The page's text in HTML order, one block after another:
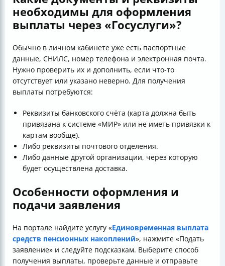
необходимы для оформления
выплаты через «Госуслуги»?
Обычно в личном кабинете уже есть паспортные
данные, СНИЛС, номер телефона и электронная почта.
Нужно проверить их и дополнить, если что-то
отсутствует или указано неверно. Для получения
выплаты потребуются:
Реквизиты банковского счёта (карта должна быть
привязана к системе «МИР» или не иметь привязки к
картам вообще).
Либо реквизиты почтового отделения.
Либо данные другой организации, через которую
будет осуществлена доставка.
Особенности оформления и
подачи заявления
На портале найдите услугу «Единовременная выплата
средств пенсионных накоплений», нажмите «Подать
заявление» и следуйте подсказкам. Выберите способ
получения выплаты, проверьте данные и отправьте